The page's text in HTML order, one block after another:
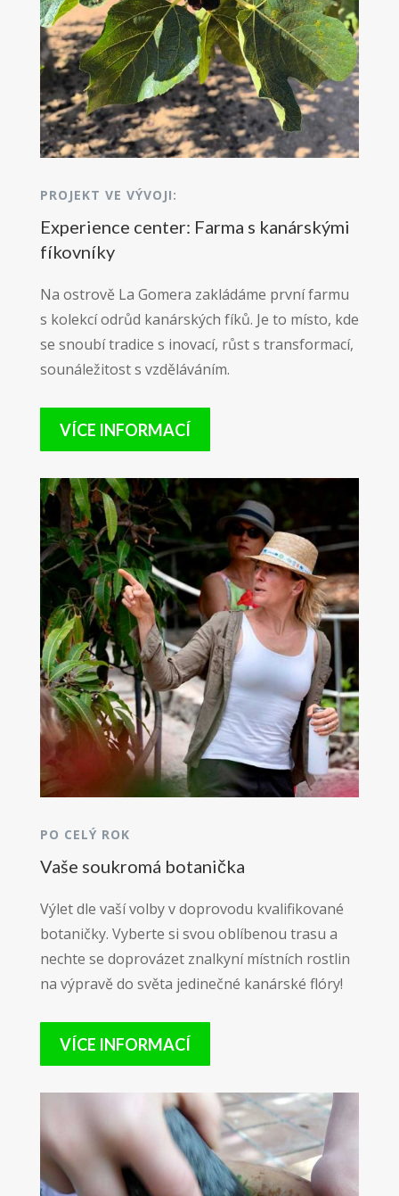
PROJEKT VE VÝVOJI:
Experience center: Farma s kanárskými
fíkovníky
Na ostrově La Gomera zakládáme první farmu
s kolekcí odrůd kanárských fíků. Je to místo, kde
se snoubí tradice s inovací, růst s transformací,
sounáležitost s vzděláváním.
VÍCE INFORMACÍ
PO CELÝ ROK
Vaše soukromá botanička
Výlet dle vaší volby v doprovodu kvalifikované
botaničky. Vyberte si svou oblíbenou trasu a
nechte se doprovázet znalkyní místních rostlin
na výpravě do světa jedinečné kanárské flóry!
VÍCE INFORMACÍ